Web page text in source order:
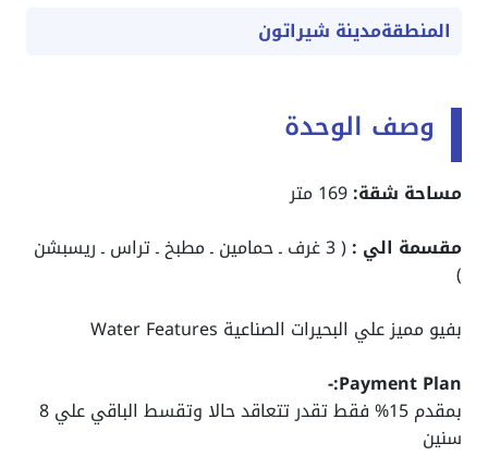
المنطقةمدينة شيراتون
وصف الوحدة
مساحة شقة:169 متر
مقسمة الي :
( 3 غرف ـ حمامين ـ مطبخ ـ تراس ـ ريسبشن
)
بفيو مميز علي البحيرات الصناعية Water Features
Payment Plan:-
بمقدم 15% فقط تقدر تتعاقد حالا وتقسط الباقي علي 8
سنين